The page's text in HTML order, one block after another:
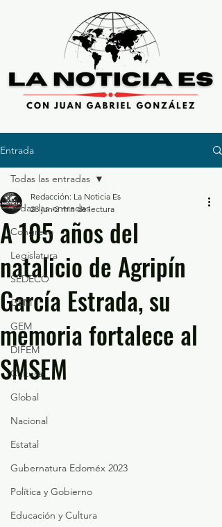
Entrada
Todas las entradas
Congreso
Legislatura
SEDECO
GEM
GEM
DIFEM
Cultura
Global
Nacional
Estatal
Gubernatura Edoméx 2023
Política y Gobierno
Educación y Cultura
Todas las entradas
A 105 años del
natalicio de Agripín
García Estrada, su
memoria fortalece al
SMSEM
Redacción: La Noticia Es
28 jun 2 min de lectura